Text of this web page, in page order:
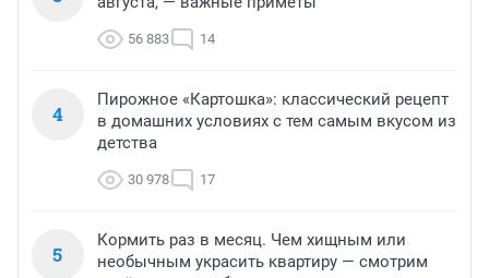
56 883 14
4
Пирожное «Картошка»: классический рецепт
в домашних условиях с тем самым вкусом из
детства
30 978 17
5
Кормить раз в месяц. Чем хищным или
необычным украсить квартиру — смотрим